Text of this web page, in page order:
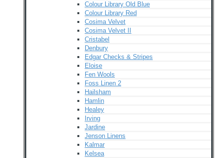
Colour Library Old Blue
Colour Library Red
Cosima Velvet
Cosima Velvet II
Cristabel
Denbury
Edgar Checks & Stripes
Eloise
Fen Wools
Foss Linen 2
Hailsham
Hamlin
Healey
Irving
Jardine
Jenson Linens
Kalmar
Kelsea